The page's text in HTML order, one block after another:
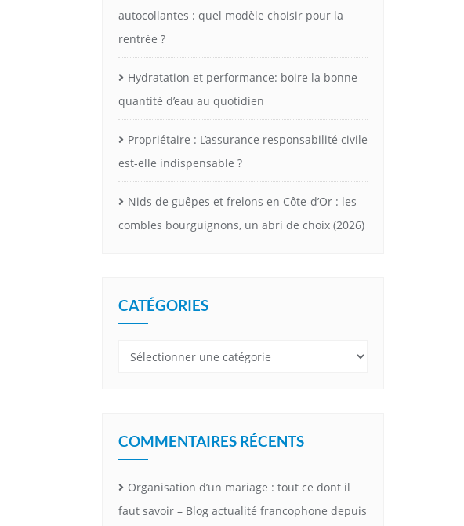
autocollantes : quel modèle choisir pour la
rentrée ?
Hydratation et performance: boire la bonne
quantité d’eau au quotidien
Propriétaire : L’assurance responsabilité civile
est-elle indispensable ?
Nids de guêpes et frelons en Côte-d’Or : les
combles bourguignons, un abri de choix (2026)
CATÉGORIES
Catégories
COMMENTAIRES RÉCENTS
Organisation d’un mariage : tout ce dont il
faut savoir – Blog actualité francophone depuis